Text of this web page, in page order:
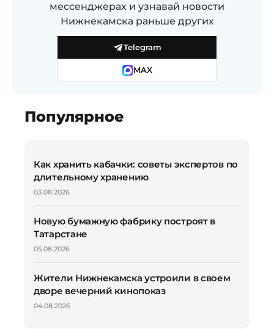
мессенджерах и узнавай новости
Нижнекамска раньше других
Telegram
MAX
Популярное
Как хранить кабачки: советы экспертов по
длительному хранению
03.08.2026
Новую бумажную фабрику построят в
Татарстане
05.08.2026
Жители Нижнекамска устроили в своем
дворе вечерний кинопоказ
04.08.2026